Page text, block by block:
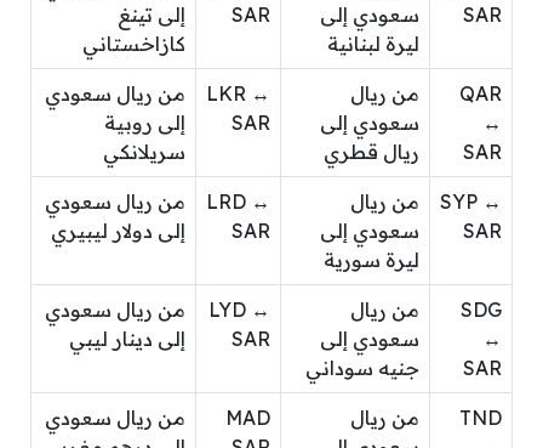
SAR
سعودي إلى
ليرة لبنانية
SAR
إلى تينغ
كازاخستاني
QAR
↔
SAR
من ريال
سعودي إلى
ريال قطري
LKR ↔
SAR
من ريال سعودي
إلى روبية
سريلانكي
SYP ↔
SAR
من ريال
سعودي إلى
ليرة سورية
LRD ↔
SAR
من ريال سعودي
إلى دولار ليبيري
SDG
↔
SAR
من ريال
سعودي إلى
جنيه سوداني
LYD ↔
SAR
من ريال سعودي
إلى دينار ليبي
TND
من ريال
MAD
من ريال سعودي